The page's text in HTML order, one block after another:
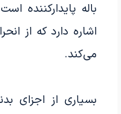
باله پایدارکننده
اشاره دارد که از
می‌کند.